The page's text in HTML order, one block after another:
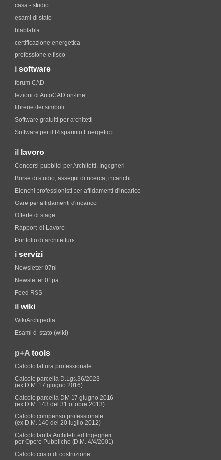
casa - studio
esami di stato
blablabla
certificazione energetica
professione e fisco
i software
forum CAD
lezioni di AutoCAD on-line
librerie dei simboli
Software gratuiti per architetti
Software per il Risparmio Energetico
il lavoro
Concorsi pubblici per Architetti, Ingegneri
Borse di studio, assegni di ricerca, incarichi
Elenchi professionisti per affidamenti d'incarico
Gare per affidamenti d'incarico
Offerte di stage
Rapporti di Lavoro
Portfolio di architettura
i servizi
Newsletter 07nl
Newsletter 01pa
Feed RSS
il wiki
WikiArchipedia
Esami di stato (wiki)
p+A tools
Calcolo fattura professionale
Calcolo parcella D.Lgs.36/2023
(ex D.M. 17 giugno 2016)
Calcolo parcella DM 17 giugno 2016
(ex D.M. 143 del 31 ottobre 2013)
Calcolo compenso professionale
(ex D.M. 140 del 20 luglio 2012)
Calcolo tariffa Architetti ed Ingegneri
per Opere Pubbliche (D.M. 4/4/2001)
Calcolo costo di costruzione